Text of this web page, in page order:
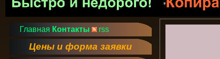
Главная Контакты rss
Цены и форма заявки